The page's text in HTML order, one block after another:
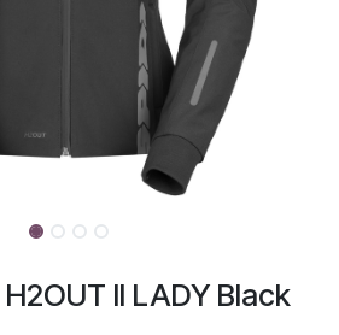
II LADY Black